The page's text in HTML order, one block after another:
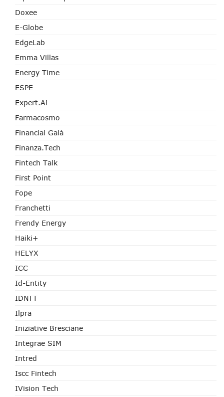
Doxee
E-Globe
EdgeLab
Emma Villas
Energy Time
ESPE
Expert.ai
Farmacosmo
Financial Galà
Finanza.tech
Fintech Talk
First Point
Fope
Franchetti
Frendy Energy
Haiki+
HELYX
ICC
Id-Entity
IDNTT
Ilpra
Iniziative Bresciane
Integrae SIM
Intred
Iscc Fintech
IVision Tech